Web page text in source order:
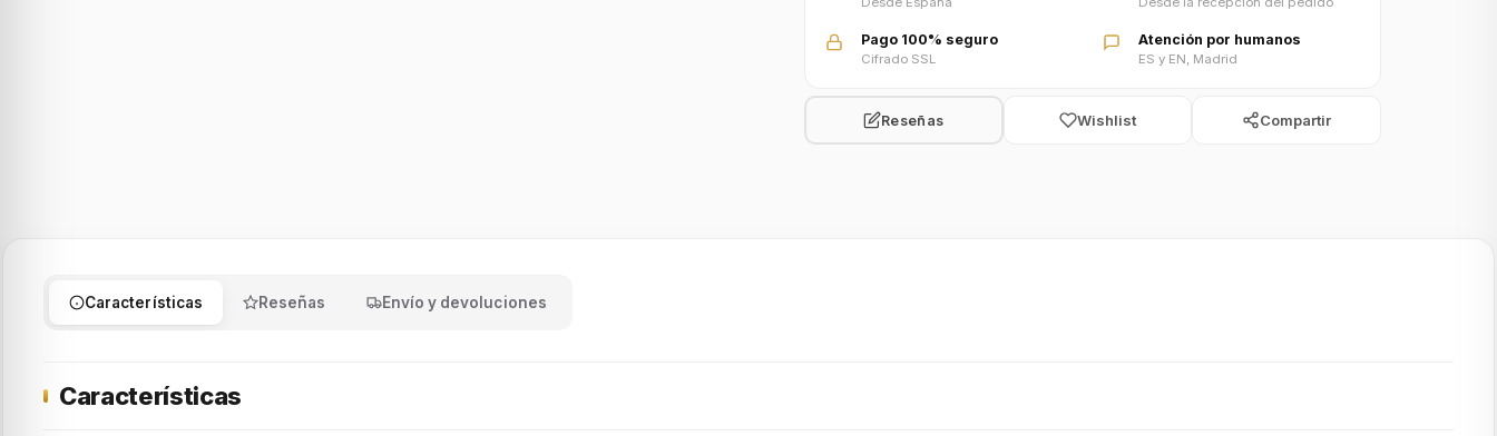
Pago 100% seguro
Cifrado SSL
Atención por humanos
ES y EN, Madrid
Reseñas Wishlist Compartir
Características Reseñas Envío y devoluciones
Características